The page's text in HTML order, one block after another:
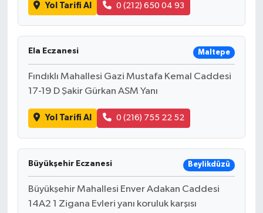
Yol Tarifi Al 0 (212) 650 04 93
Ela Eczanesi Maltepe
Fındıklı Mahallesi Gazi Mustafa Kemal Caddesi
17-19 D Şakir Gürkan ASM Yanı
Yol Tarifi Al 0 (216) 755 22 52
Büyükşehir Eczanesi Beylikdüzü
Büyükşehir Mahallesi Enver Adakan Caddesi
14A2 1 Zigana Evleri yanı koruluk karşısı